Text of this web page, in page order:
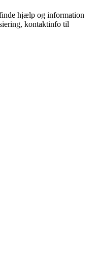
hjælp og information
kontaktinfo til